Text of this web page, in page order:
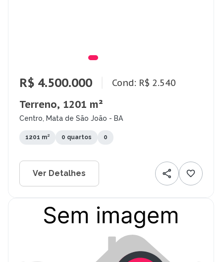
R$ 4.500.000 Cond: R$ 2.540
Terreno, 1201 m²
Centro, Mata de São João - BA
1201 m² 0 quartos 0
Ver Detalhes